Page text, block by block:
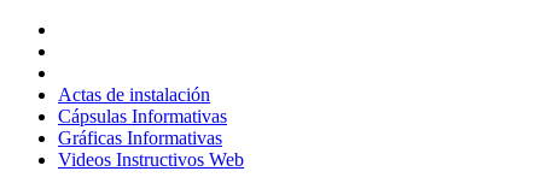
contenido
Actas de instalación
Cápsulas Informativas
Gráficas Informativas
Videos Instructivos Web